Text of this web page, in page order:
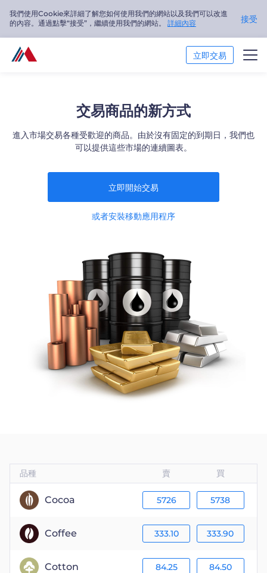
我們使用Cookie來詳細了解您如何使用我們的網站以及我們可以改進
的內容。通過點擊“接受”，繼續使用我們的網站。 詳細內容 接受
立即交易
Trader
交易商品的新方式
進入市場交易各種受歡迎的商品。由於沒有固定的到期日，我們也
可以提供這些市場的連續圖表。
立即開始交易
或者安裝移動應用程序
品種 賣 買
Cocoa 5726 5738
Coffee 333.10 333.90
Cotton 84.25 84.50